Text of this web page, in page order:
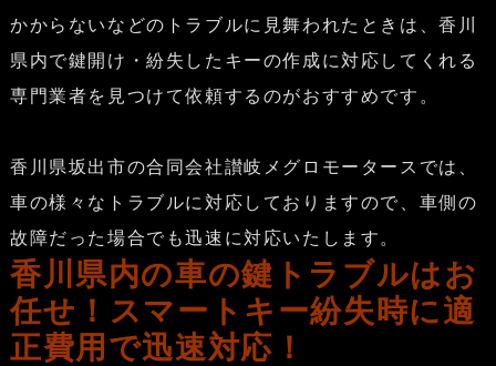
かからないなどのトラブルに見舞われたときは、香川
県内で鍵開け・紛失したキーの作成に対応してくれる
専門業者を見つけて依頼するのがおすすめです。
香川県坂出市の合同会社讃岐メグロモータースでは、
車の様々なトラブルに対応しておりますので、車側の
故障だった場合でも迅速に対応いたします。
香川県内の車の鍵トラブルはお
任せ！スマートキー紛失時に適
正費用で迅速対応！